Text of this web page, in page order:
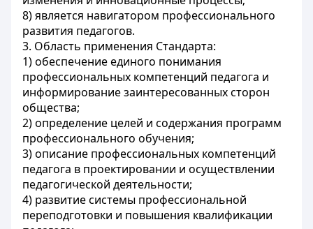
8) является навигатором профессионального
развития педагогов.
3. Область применения Стандарта:
1) обеспечение единого понимания
профессиональных компетенций педагога и
информирование заинтересованных сторон
общества;
2) определение целей и содержания программ
профессионального обучения;
3) описание профессиональных компетенций
педагога в проектировании и осуществлении
педагогической деятельности;
4) развитие системы профессиональной
переподготовки и повышения квалификации